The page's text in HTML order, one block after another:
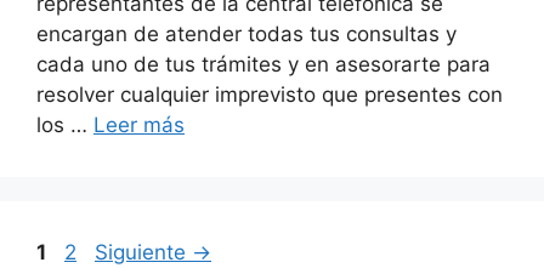
encargan de atender todas tus consultas y
cada uno de tus trámites y en asesorarte para
resolver cualquier imprevisto que presentes con
los … Leer más
Navegación
Página
1 Página
2 Siguiente →